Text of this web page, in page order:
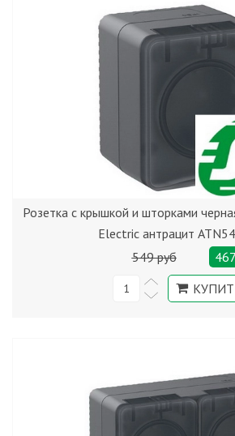
Розетка с крышкой и шторками
Electric антрацит
549 руб